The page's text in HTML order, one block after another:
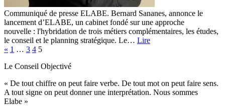
Communiqué de presse ELABE. Bernard Sananes, annonce le
lancement d’ELABE, un cabinet fondé sur une approche
nouvelle : l'hybridation de trois métiers complémentaires, les études,
le conseil et le planning stratégique. Le… Lire
« 1 … 3 4 5
Le Conseil Objectivé
« De tout chiffre on peut faire verbe. De tout mot on peut faire sens.
A tout signe on peut donner une interprétation. Nous sommes
Elabe »